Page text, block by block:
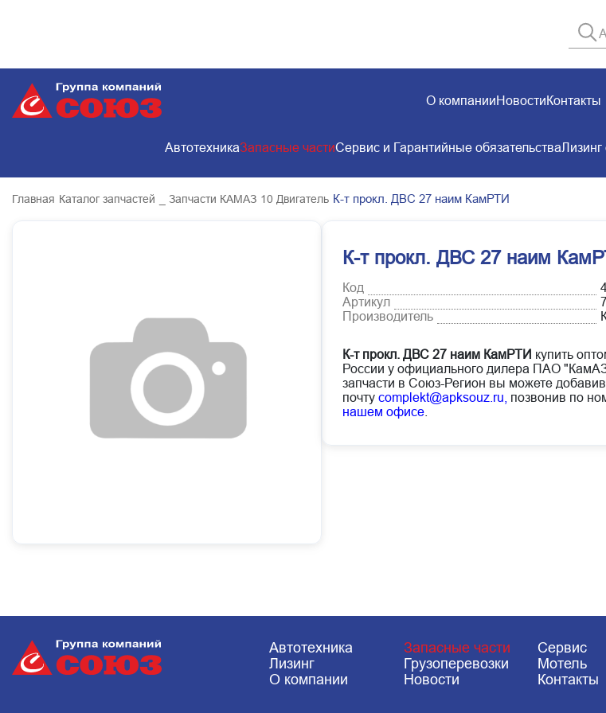
О компанииНовостиКонтакты
АвтотехникаЗапасные частиСервис и Гарантийные обязательстваЛизинг
Главная Каталог запчастей _ Запчасти КАМАЗ 10 Двигатель К-т прокл. ДВС 27 наим КамРТИ
К-т прокл. ДВС 27 наим
Код
Артикул
Производитель
К-т прокл. ДВС 27 наим КамРТИ купить
России у официального дилера ПАО
запчасти в Союз-Регион вы можете добавив
почту complekt@apksouz.ru, позвонив по
нашем офисе
Автотехника Запасные части
Сервис
Лизинг
Грузоперевозки
Мотель
О компании
Новости Контакты